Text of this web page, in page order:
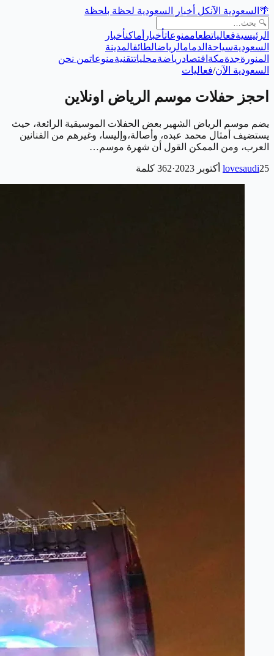
🌴 السعودية الآنكل أخبار السعودية لحظة بلحظة
الرئيسيةفعالياتطعاممنوعاتأخبار أماكنأخبار
السعوديةسياحة الدمامالرياضالطائفالمدينة
المنورةجدةمكة اقتصادرياضةمحلياتتقنيةمنوعاتمن نحن
السعودية الآن/فعاليات
احجز حفلات موسم الرياض اونلاين
يضم موسم الرياض الشهير بعض الحفلات الموسيقية الرائعة، حيث
يستضيف أمثال محمد عبده، وأصالة،وإليسا، وغيرهم من الفنانين
العرب، ومن الممكن القول أن شهرة موسم…
lovesaudi25 أكتوبر 2023 ·
362 كلمة